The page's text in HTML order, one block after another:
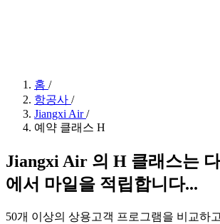
홈 /
항공사 /
Jiangxi Air /
예약 클래스 H
Jiangxi Air 의 H 클래스는
에서 마일을 적립합니다...
50개 이상의 상용고객 프로그램을 비교하